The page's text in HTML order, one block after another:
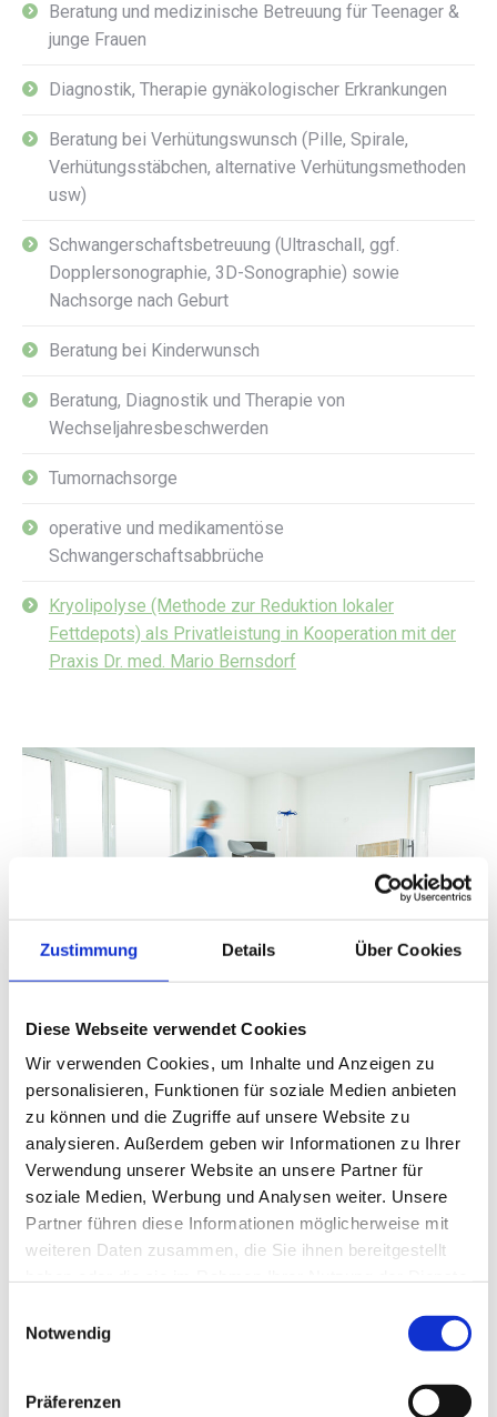
Zustimmung Details Über Cookies
Diese Webseite verwendet Cookies
Wir verwenden Cookies, um Inhalte und Anzeigen zu
personalisieren, Funktionen für soziale Medien anbieten
zu können und die Zugriffe auf unsere Website zu
analysieren. Außerdem geben wir Informationen zu Ihrer
Verwendung unserer Website an unsere Partner für
soziale Medien, Werbung und Analysen weiter. Unsere
Partner führen diese Informationen möglicherweise mit
weiteren Daten zusammen, die Sie ihnen bereitgestellt
Notwendig
Präferenzen
Beratung und medizinische Betreuung für Teenager &
junge Frauen
Diagnostik, Therapie gynäkologischer Erkrankungen
Beratung bei Verhütungswunsch (Pille, Spirale,
Verhütungsstäbchen, alternative Verhütungsmethoden
usw)
Schwangerschaftsbetreuung (Ultraschall, ggf.
Dopplersonographie, 3D-Sonographie) sowie
Nachsorge nach Geburt
Beratung bei Kinderwunsch
Beratung, Diagnostik und Therapie von
Wechseljahresbeschwerden
Tumornachsorge
operative und medikamentöse
Schwangerschaftsabbrüche
Kryolipolyse (Methode zur Reduktion lokaler
Fettdepots) als Privatleistung in Kooperation mit der
Praxis Dr. med. Mario Bernsdorf
Ambulante Operationen
Hysteroskopien / Abrasionen (Ausschabungen)
Kürettage zur Beendigung von Fehlgeburten
kleinere operative Eingriffe am Genitale